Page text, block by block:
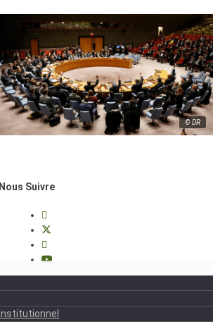
© DR
Nous Suivre
Institutionnel